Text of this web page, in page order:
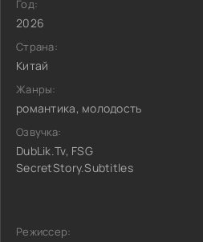
Год:
2026
Страна:
Китай
Жанры:
романтика, молодость
Озвучка:
DubLik.Tv, FSG
SecretStory.Subtitles
Режиссер: